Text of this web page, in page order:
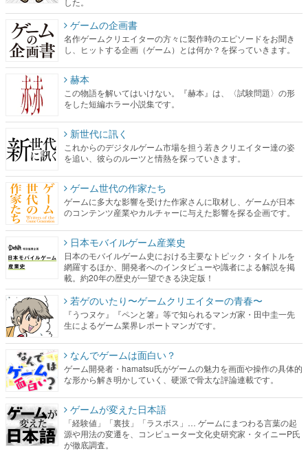
ゲームの企画書
名作ゲームクリエイターの方々に製作時のエピソードをお聞き
し、ヒットする企画（ゲーム）とは何か？を探っていきます。
赫本
この物語を解いてはいけない。『赫本』は、〈試験問題〉の形
をした短編ホラー小説集です。
新世代に訊く
これからのデジタルゲーム市場を担う若きクリエイター達の姿
を追い、彼らのルーツと情熱を探っていきます。
ゲーム世代の作家たち
ゲームに多大な影響を受けた作家さんに取材し、ゲームが日本
のコンテンツ産業やカルチャーに与えた影響を探る企画です。
日本モバイルゲーム産業史
日本のモバイルゲーム史における主要なトピック・タイトルを
網羅するほか、開発者へのインタビューや識者による解説を掲
載。約20年の歴史が一望できる決定版！
若ゲのいたり〜ゲームクリエイターの青春〜
『うつヌケ』『ペンと箸』等で知られるマンガ家・田中圭一先
生によるゲーム業界レポートマンガです。
なんでゲームは面白い？
ゲーム開発者・hamatsu氏がゲームの魅力を画面や操作の具体的
な形から解き明かしていく、硬派で骨太な評論連載です。
ゲームが変えた日本語
「経験値」「裏技」「ラスボス」… ゲームにまつわる言葉の起
源や用法の変遷を、コンピューター文化史研究家・タイニーP氏
が徹底調査。